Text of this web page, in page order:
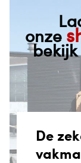
onze
De